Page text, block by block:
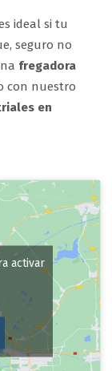
ideal si tu
seguro no
fregadora
con nuestro
en
activar